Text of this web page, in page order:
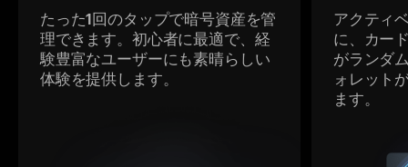
たった1回のタップで暗号資産を管
理できます。初心者に最適で、経
験豊富なユーザーにも素晴らしい
体験を提供します。
アクティ
に、カー
がランダ
ォレット
ます。